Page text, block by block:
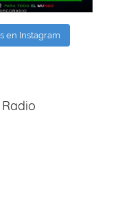
en Instagram